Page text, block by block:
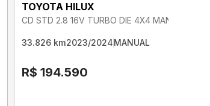
TOYOTA HILUX
CD STD 2.8 16V TURBO DIE 4X4 MANUAL
33.826 km2023/2024MANUAL
R$ 194.590